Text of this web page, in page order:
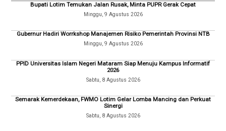
Bupati Lotim Temukan Jalan Rusak, Minta PUPR Gerak Cepat
Minggu, 9 Agustus 2026
Gubernur Hadiri Worrkshop Manajemen Risiko Pemerintah Provinsi NTB
Minggu, 9 Agustus 2026
PPID Universitas Islam Negeri Mataram Siap Menuju Kampus Informatif
2026
Sabtu, 8 Agustus 2026
Semarak Kemerdekaan, FWMO Lotim Gelar Lomba Mancing dan Perkuat
Sinergi
Sabtu, 8 Agustus 2026